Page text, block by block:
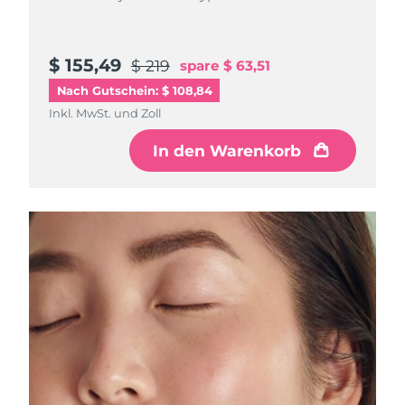
$ 155,49 $ 219 spare $ 63,51
Nach Gutschein: $ 108,84
Inkl. MwSt. und Zoll
In den Warenkorb
Luxemburg Erwartete Lieferung
Sonderverwaltungsregion
Macau
Erwartete Lieferung 8/10/26
Mexiko Erwartete Lieferung8/11/26
Erwartete Lieferung8/8/26
Niederlande Erwartete Lieferung8/7/26
Neuseeland Erwartete Lieferung8/7/26